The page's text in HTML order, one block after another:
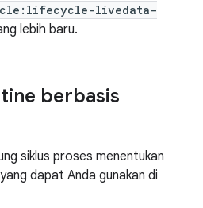
livedata-
lebih baru.
berbasis
siklus proses menentukan
dapat Anda gunakan di